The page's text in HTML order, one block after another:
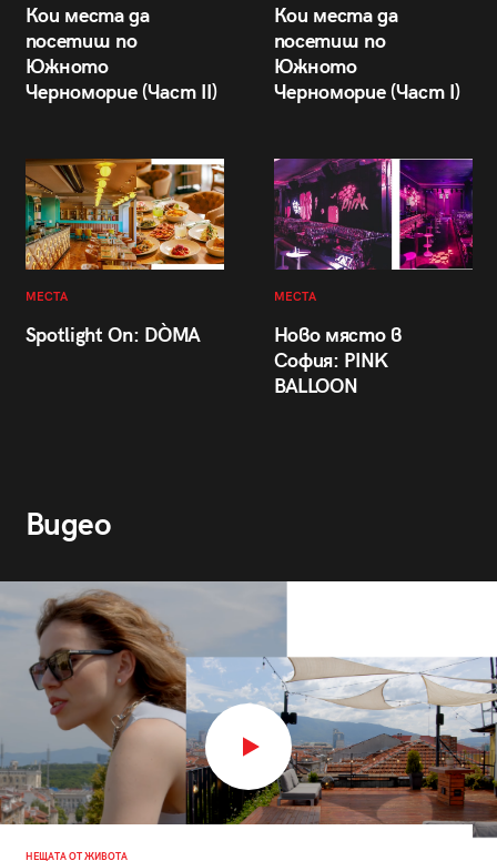
Кои места да
посетиш по
Южното
Черноморие (Част II)
Кои места да
посетиш по
Южното
Черноморие (Част I)
МЕСТА
Spotlight On: DÒMA
МЕСТА
Ново място в
София: PINK
BALLOON
Видео
НЕЩАТА ОТ ЖИВОТА